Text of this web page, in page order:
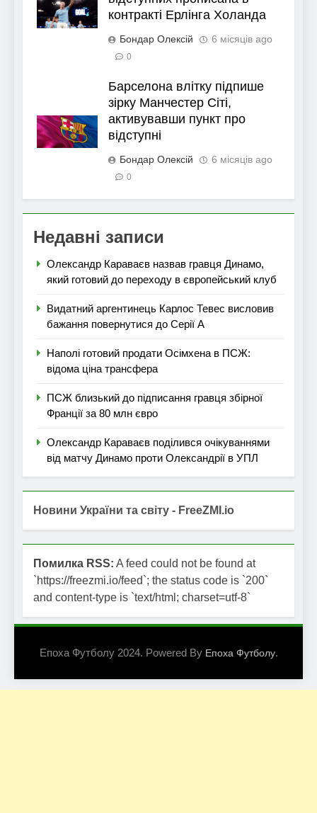
контракті Ерлінга Холанда
Бондар Олексій 6 місяців ago
0
Барселона влітку підпише
зірку Манчестер Сіті,
активувавши пункт про
відступні
Бондар Олексій 6 місяців ago
0
Недавні записи
Олександр Караваєв назвав гравця Динамо,
який готовий до переходу в європейський клуб
Видатний аргентинець Карлос Тевес висловив
бажання повернутися до Серії А
Наполі готовий продати Осімхена в ПСЖ:
відома ціна трансфера
ПСЖ близький до підписання гравця збірної
Франції за 80 млн євро
Олександр Караваєв поділився очікуваннями
від матчу Динамо проти Олександрії в УПЛ
Новини України та світу - FreeZMI.io
Помилка RSS: A feed could not be found at
`https://freezmi.io/feed`; the status code is `200`
and content-type is `text/html; charset=utf-8`
Епоха Футболу 2024. Powered By Епоха Футболу.